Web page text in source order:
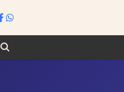
Search